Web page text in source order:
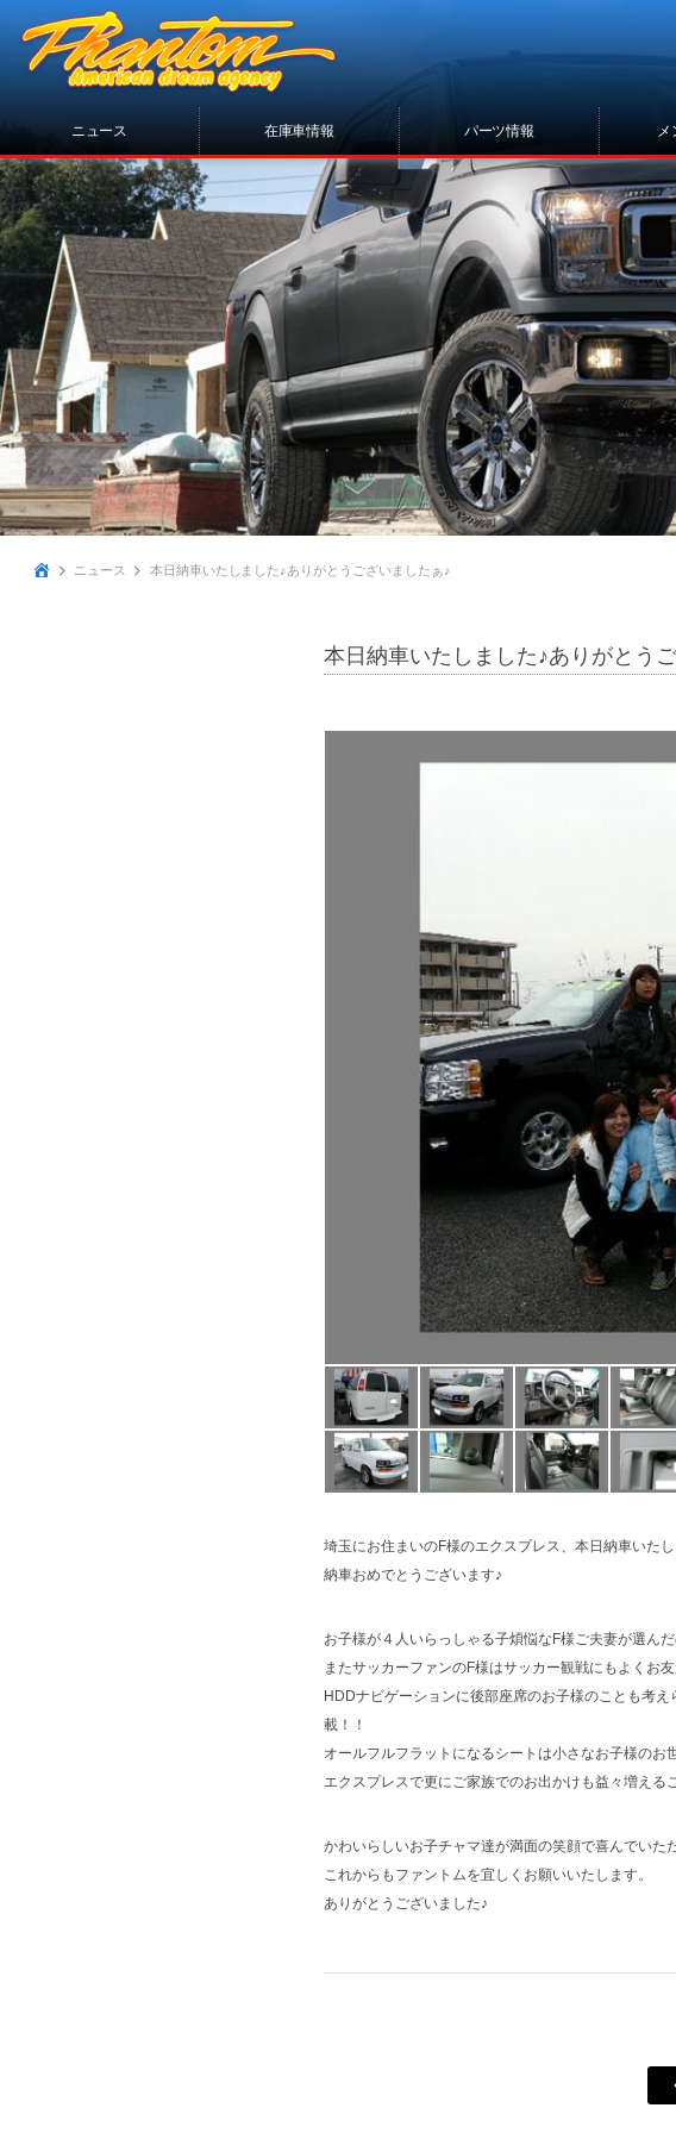
ニュース 在庫車情報 パーツ情報 メ
ニュース 本日納車いたしました♪ありがとうございましたぁ♪
本日納車いたしました♪ありがとう
埼玉にお住まいのF様のエクスプレス、本日納車いた
納車おめでとうございます♪
お子様が４人いらっしゃる子煩悩なF様ご夫妻が選ん
またサッカーファンのF様はサッカー観戦にもよくお
HDDナビゲーションに後部座席のお子様のことも考
載！！
オールフルフラットになるシートは小さなお子様のお
エクスプレスで更にご家族でのお出かけも益々増える
かわいらしいお子チャマ達が満面の笑顔で喜んでいた
これからもファントムを宜しくお願いいたします。
ありがとうございました♪